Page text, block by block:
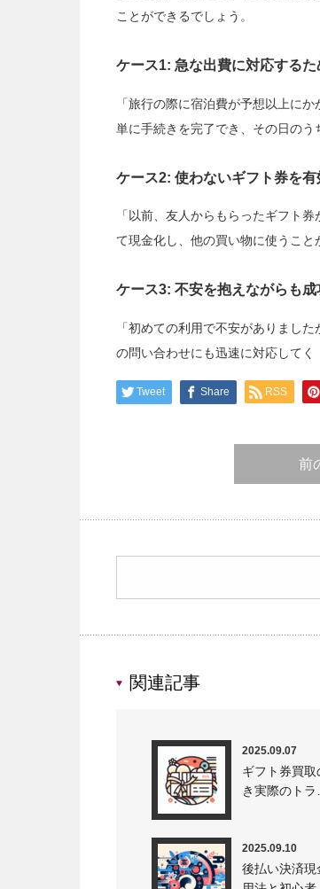
ことができるでしょう。
ケース1: 急な出費に対応するた
「旅行の際に宿泊費が予想以上に
単に手続きを完了でき、その日のう
ケース2: 使わないギフト券を有
「以前、友人からもらったギフト
て現金化し、他の買い物に使うこと
ケース3: 不安を抱えながらも成
「初めての利用で不安がありまし
の問い合わせにも迅速に対応してく
Tweet Share RSS
前
関連記事
2025.09.07
ギフト券買
き実際のトラ
2025.09.10
後払い決済